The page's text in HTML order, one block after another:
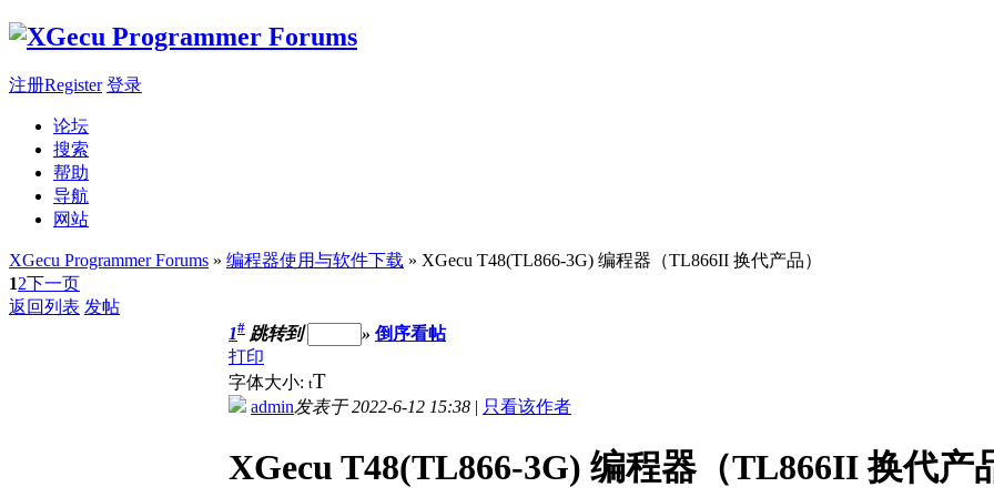
注册Register 登录
论坛
搜索
帮助
导航
网站
XGecu Programmer Forums » 编程器使用与软件下载 » XGecu T48(TL866-3G) 编程器（TL866II 换代产品）
12下一页
返回列表 发帖
1# 跳转到 » 倒序看帖
打印
字体大小: tT
admin发表于 2022-6-12 15:38 | 只看该作者
XGecu T48(TL866-3G) 编程器（TL866II 换代产